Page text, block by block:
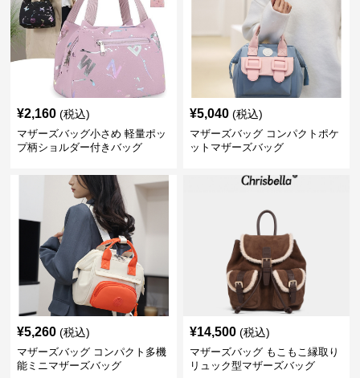
¥2,160 (税込)
マザーズバッグ小さめ 軽量ポッ
プ柄ショルダー付きバッグ
¥5,040 (税込)
マザーズバッグ コンパクトポケ
ットマザーズバッグ
¥5,260 (税込)
マザーズバッグ コンパクト多機
能ミニマザーズバッグ
¥14,500 (税込)
マザーズバッグ もこもこ縁取り
リュック型マザーズバッグ